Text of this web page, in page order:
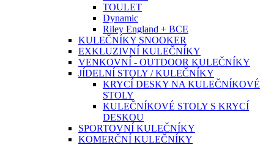
TOULET
Dynamic
Riley England + BCE
KULEČNÍKY SNOOKER
EXKLUZIVNÍ KULEČNÍKY
VENKOVNÍ - OUTDOOR KULEČNÍKY
JÍDELNÍ STOLY / KULEČNÍKY
KRYCÍ DESKY NA KULEČNÍKOVÉ
STOLY
KULEČNÍKOVÉ STOLY S KRYCÍ
DESKOU
SPORTOVNÍ KULEČNÍKY
KOMERČNÍ KULEČNÍKY